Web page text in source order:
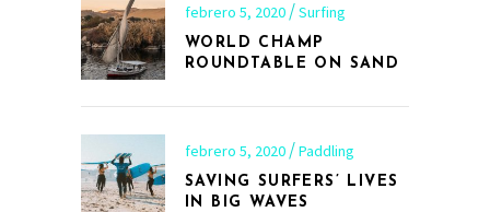
febrero 5, 2020 Surfing
WORLD CHAMP
ROUNDTABLE ON SAND
febrero 5, 2020 Paddling
SAVING SURFERS’ LIVES
IN BIG WAVES